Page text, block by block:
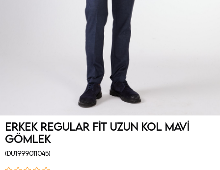
Erkek Regular Fit Uzun Kol Mavi
Gömlek
(DU1999011045)